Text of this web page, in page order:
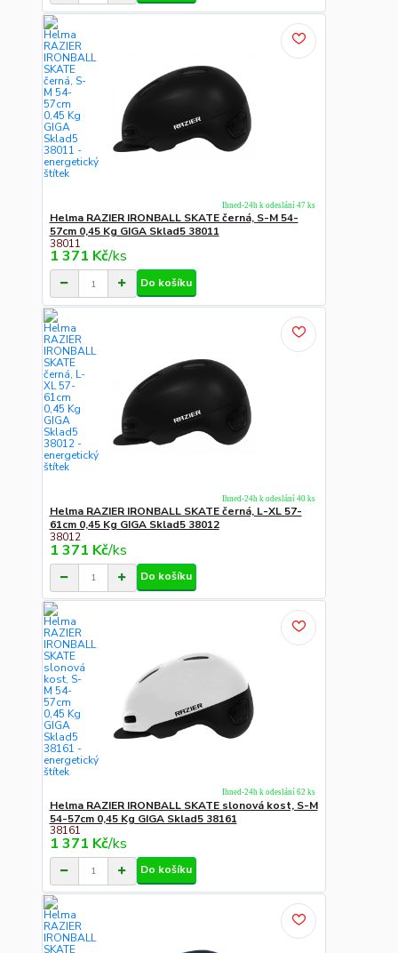
Helma RAZIER IRONBALL SKATE černá, S-M 54-
57cm 0,45 Kg GIGA Sklad5 38011
38011
1 371 Kč/ks
Ihned-24h k odeslání 47 ks
Do košíku
Helma RAZIER IRONBALL SKATE černá, L-XL 57-
61cm 0,45 Kg GIGA Sklad5 38012
38012
1 371 Kč/ks
Ihned-24h k odeslání 40 ks
Do košíku
Helma RAZIER IRONBALL SKATE slonová kost, S-M
54-57cm 0,45 Kg GIGA Sklad5 38161
38161
1 371 Kč/ks
Ihned-24h k odeslání 62 ks
Do košíku